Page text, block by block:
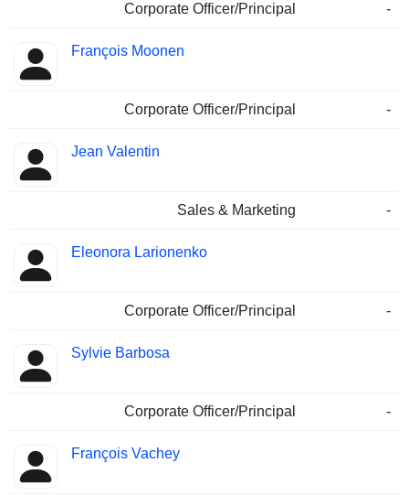
Corporate Officer/Principal -
François Moonen
Corporate Officer/Principal -
Jean Valentin
Sales & Marketing -
Eleonora Larionenko
Corporate Officer/Principal -
Sylvie Barbosa
Corporate Officer/Principal -
François Vachey